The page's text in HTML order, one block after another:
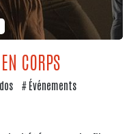
CORPS
Événements